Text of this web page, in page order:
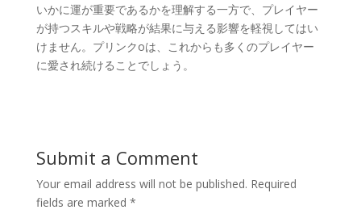
いかに運が重要であるかを理解する一方で、プレイヤー
が持つスキルや戦略が結果に与える影響を軽視してはい
けません。プリンクoは、これからも多くのプレイヤー
に愛され続けることでしょう。
Submit a Comment
Your email address will not be published. Required
fields are marked *